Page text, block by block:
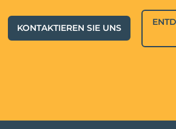
KONTAKTIEREN SIE UNS